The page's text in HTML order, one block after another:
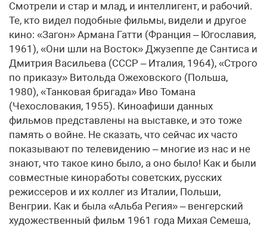
Смотрели и стар и млад, и интеллигент, и рабочий.
Те, кто видел подобные фильмы, видели и другое
кино: «Загон» Армана Гатти (Франция – Югославия,
1961), «Они шли на Восток» Джузеппе де Сантиса и
Дмитрия Васильева (СССР – Италия, 1964), «Строго
по приказу» Витольда Ожеховского (Польша,
1980), «Танковая бригада» Иво Томана
(Чехословакия, 1955). Киноафиши данных
фильмов представлены на выставке, и это тоже
память о войне. Не сказать, что сейчас их часто
показывают по телевидению – многие из нас и не
знают, что такое кино было, а оно было! Как и были
совместные киноработы советских, русских
режиссеров и их коллег из Италии, Польши,
Венгрии. Как и была «Альба Регия» – венгерский
художественный фильм 1961 года Михая Семеша,